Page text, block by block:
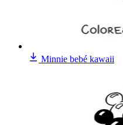
Minnie bebé kawaii